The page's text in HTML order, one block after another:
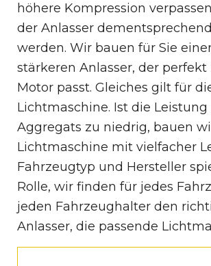
höhere Kompression
der Anlasser
werden. Wir bauen für Sie
stärkeren Anlasser, der perfekt
Motor passt. Gleiches gilt für
Lichtmaschine. Ist die Leistung
Aggregats zu niedrig, bauen
Lichtmaschine mit vielfacher
Fahrzeugtyp und Hersteller
Rolle, wir finden für jedes
jeden Fahrzeughalter den
Anlasser, die passende